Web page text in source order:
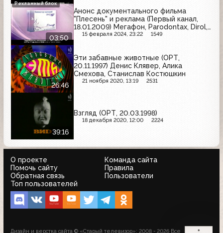
03:50
Анонс документального фильма
"Плесень" и реклама (Первый канал,
18.01.2009) Мегафон, Parodontax, Dirol,
Jacobs, Блокатор калорий Фаза-2,
15 февраля 2024, 23:22 1549
Рекламный блок
26:46
Эти забавные животные (ОРТ,
20.11.1997) Денис Клявер, Алика
Смехова, Станислав Костюшкин
21 ноября 2020, 13:19 2531
39:16
Взгляд (ОРТ, 20.03.1998)
18 декабря 2020, 12:00 2224
О проекте
Команда сайта
Помочь сайту
Правила
Обратная связь
Пользователи
Топ пользователей
Дизайн и верстка сайта © «Старый телевизор»; 2008 - 2026 Все